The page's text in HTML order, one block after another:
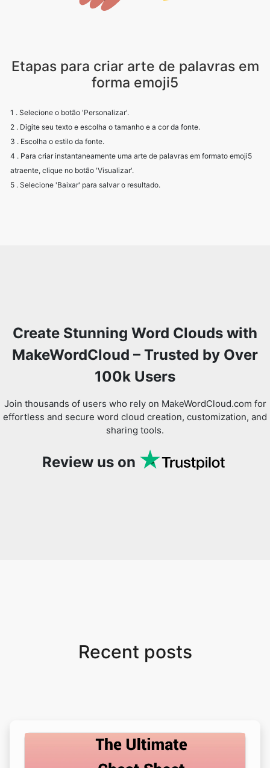
Etapas para criar arte de palavras em
forma emoji5
1 . Selecione o botão 'Personalizar'.
2 . Digite seu texto e escolha o tamanho e a cor da fonte.
3 . Escolha o estilo da fonte.
4 . Para criar instantaneamente uma arte de palavras em formato emoji5
atraente, clique no botão 'Visualizar'.
5 . Selecione 'Baixar' para salvar o resultado.
Create Stunning Word Clouds with
MakeWordCloud – Trusted by Over
100k Users
Join thousands of users who rely on MakeWordCloud.com for
effortless and secure word cloud creation, customization, and
sharing tools.
Review us on
Recent posts